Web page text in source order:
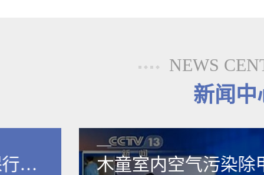
NEWS
新闻中
业
木童室内空气污染